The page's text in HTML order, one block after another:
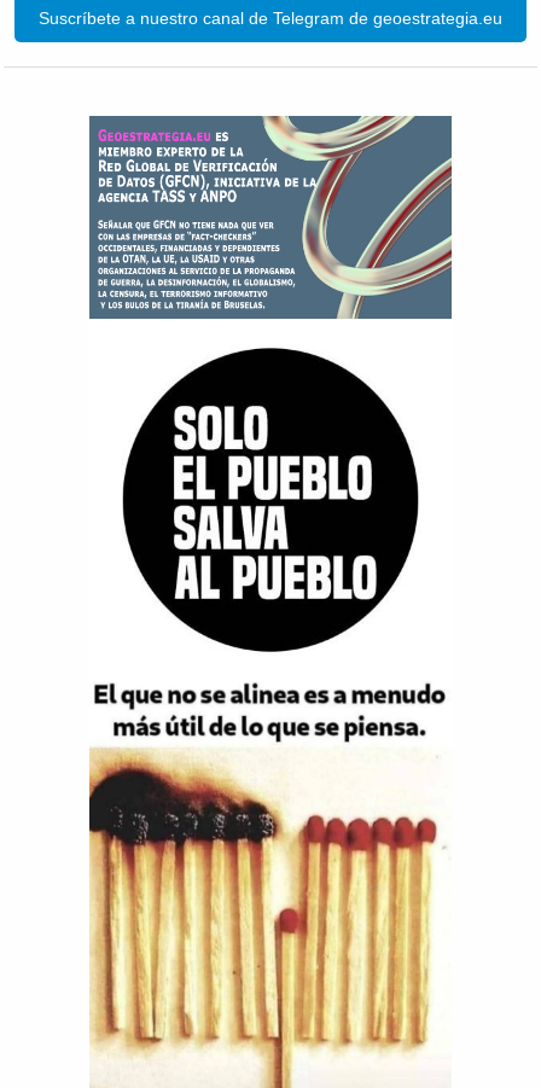
Suscríbete a nuestro canal de Telegram de geoestrategia.eu